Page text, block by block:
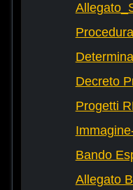
Decreto
Progetti
Bando
Allegato